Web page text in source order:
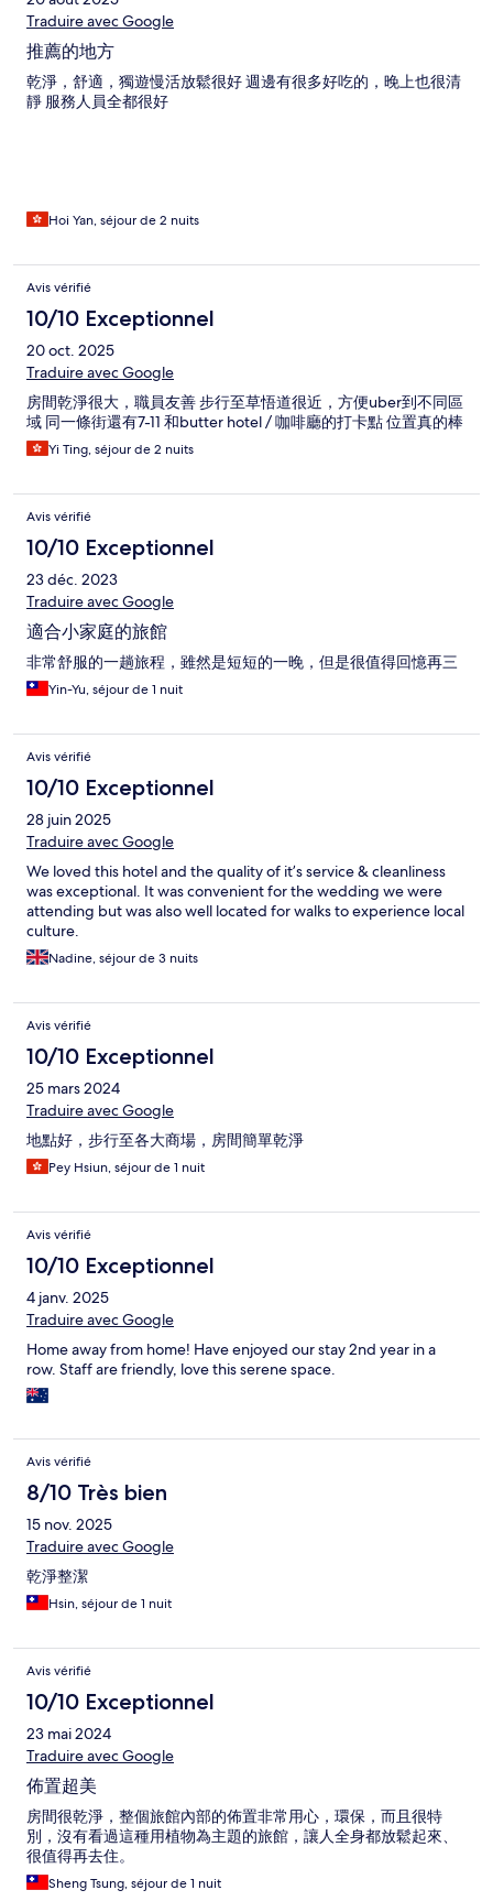
Traduire avec Google
推薦的地方
乾淨，舒適，獨遊慢活放鬆很好 週邊有很多好吃的，晚上也很清
靜 服務人員全都很好
Hoi Yan, séjour de 2 nuits
Avis vérifié
10/10 Exceptionnel
20 oct. 2025
Traduire avec Google
房間乾淨很大，職員友善 步行至草悟道很近，方便uber到不同區
域 同一條街還有7-11 和butter hotel / 咖啡廳的打卡點 位置真的棒
Yi Ting, séjour de 2 nuits
Avis vérifié
10/10 Exceptionnel
23 déc. 2023
Traduire avec Google
適合小家庭的旅館
非常舒服的一趟旅程，雖然是短短的一晚，但是很值得回憶再三
Yin-Yu, séjour de 1 nuit
Avis vérifié
10/10 Exceptionnel
28 juin 2025
Traduire avec Google
We loved this hotel and the quality of it’s service & cleanliness
was exceptional. It was convenient for the wedding we were
attending but was also well located for walks to experience local
culture.
Nadine, séjour de 3 nuits
Avis vérifié
10/10 Exceptionnel
25 mars 2024
Traduire avec Google
地點好，步行至各大商場，房間簡單乾淨
Pey Hsiun, séjour de 1 nuit
Avis vérifié
10/10 Exceptionnel
4 janv. 2025
Traduire avec Google
Home away from home! Have enjoyed our stay 2nd year in a
row. Staff are friendly, love this serene space.
Avis vérifié
8/10 Très bien
15 nov. 2025
Traduire avec Google
乾淨整潔
Hsin, séjour de 1 nuit
Avis vérifié
10/10 Exceptionnel
23 mai 2024
Traduire avec Google
佈置超美
房間很乾淨，整個旅館內部的佈置非常用心，環保，而且很特
別，沒有看過這種用植物為主題的旅館，讓人全身都放鬆起來、
很值得再去住。
Sheng Tsung, séjour de 1 nuit